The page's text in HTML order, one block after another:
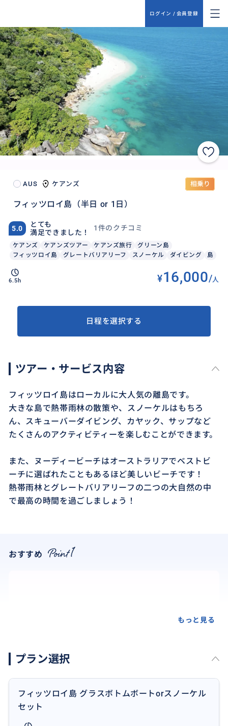
ログイン / 会員登録
AUS ケアンズ 相乗り
フィッツロイ島（半日 or 1日）
5.0
とても
満足できました！
1件のクチコミ
ケアンズ ケアンズツアー ケアンズ旅行
グリーン島
フィッツロイ島
グレートバリアリーフ スノーケル ダイビング 島
6.5h ¥16,000/人
日程を選択する
ツアー・サービス内容
フィッツロイ島はローカルに大人気の離島です。
大きな島で熱帯雨林の散策や、スノーケルはもちろ
ん、スキューバーダイビング、カヤック、サップなど
たくさんのアクティビティーを楽しむことができます。
また、ヌーディービーチはオーストラリアでベストビ
ーチに選ばれたこともあるほど美しいビーチです！
熱帯雨林とグレートバリアリーフの二つの大自然の中
で最高の時間を過ごしましょう！
おすすめ
もっと見る
プラン選択
フィッツロイ島 グラスボトムボートorスノーケル
セット